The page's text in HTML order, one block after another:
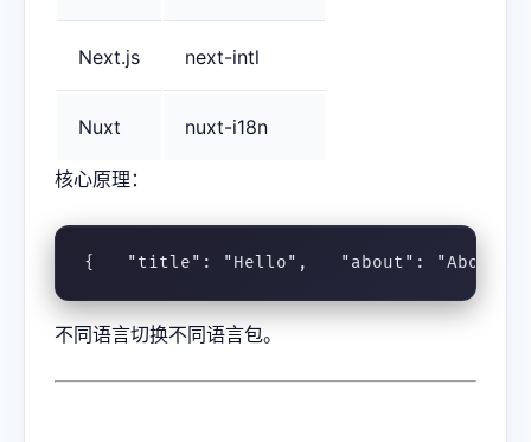
Next.js next-intl
Nuxt nuxt-i18n
核心原理：
{   "title": "Hello",   "about": "About
不同语言切换不同语言包。